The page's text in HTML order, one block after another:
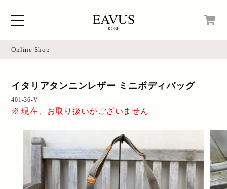
Blog
Access
Online Shop
Instagram
Online Shop
イタリアタンニンレザー ミニボディバッグ
401-36-V
現在、お取り扱いがございません